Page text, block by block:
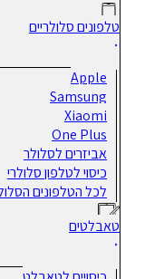
טלפונים סלולריים
Apple
Samsung
Xiaomi
One Plus
אביזרים לסלולר
כיסוי לטלפון סלולרי
לכל הטלפונים הסלולריים
טאבלטים